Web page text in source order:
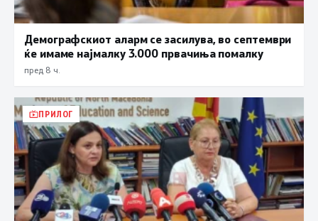
Демографскиот аларм се засилува, во септември
ќе имаме најмалку 3.000 првачиња помалку
пред 8 ч.
ПРИЛОГ